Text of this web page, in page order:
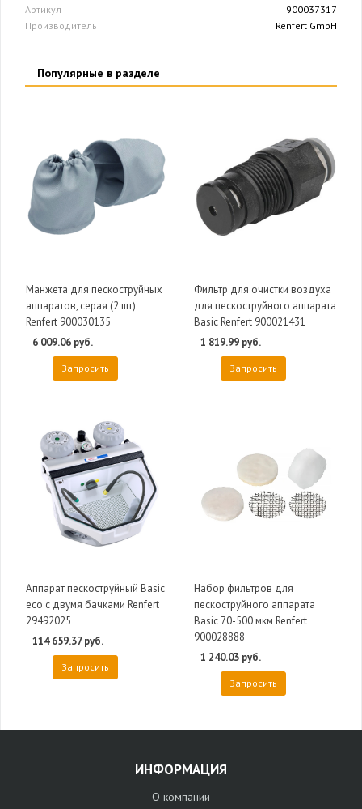
Артикул
900037317
Производитель
Renfert GmbH
Популярные в разделе
Манжета для пескоструйных
аппаратов, серая (2 шт)
Renfert 900030135
6 009.06 руб.
Запросить
Фильтр для очистки воздуха
для пескоструйного аппарата
Basic Renfert 900021431
1 819.99 руб.
Запросить
Аппарат пескоструйный Basic
eco с двумя бачками Renfert
29492025
114 659.37 руб.
Запросить
Набор фильтров для
пескоструйного аппарата
Basic 70-500 мкм Renfert
900028888
1 240.03 руб.
Запросить
ИНФОРМАЦИЯ
О компании